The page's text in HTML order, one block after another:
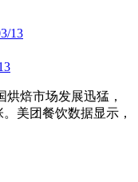
焙市场发展迅猛，
美团餐饮数据显示，